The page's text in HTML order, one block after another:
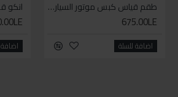
طقم قياس كبس موتور السياره 3 ق
675.00LE
اضافة للسلة